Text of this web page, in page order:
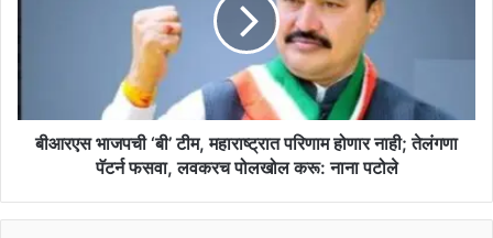
तेलंगणा
पॅटर्नबीआरएस भाजपची ‘बी’ टीम, महाराष्ट्रात परिणाम होणार नाही; तेलंगणा
पॅटर्न फसवा, लवकरच पोलखोल करू: नाना पटोले